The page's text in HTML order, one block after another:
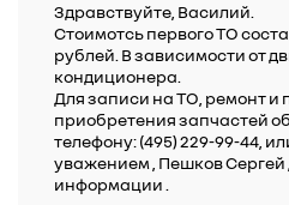
Здравствуйте, Василий.
Стоимотсь первого ТО
рублей. В зависимости от
кондиционера.
Для записи на ТО, ремонт и
приобретения запчастей
телефону: (495) 229-99-44,
уважением , Пешков Сергей
информации .